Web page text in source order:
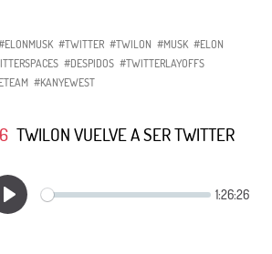
#TWITTER #TWILON #MUSK #ELON
#DESPIDOS #TWITTERLAYOFFS
#KANYEWEST
TWILON VUELVE A SER TWITTER